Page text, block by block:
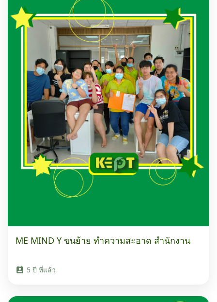
ME MIND Y ขนย้าย ทำความสะอาด สำนักงาน
perm_contact_calendar 5 ปี ที่แล้ว